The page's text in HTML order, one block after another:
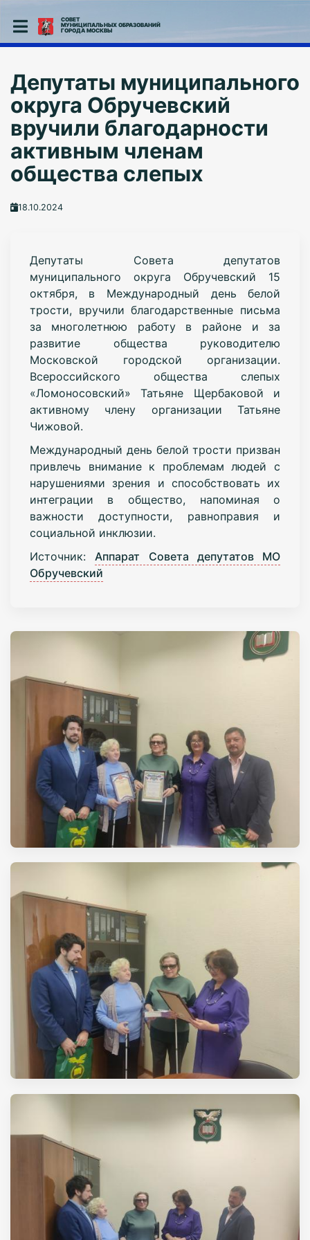
СОВЕТ
МУНИЦИПАЛЬНЫХ ОБРАЗОВАНИЙ
ГОРОДА МОСКВЫ
Депутаты муниципального
округа Обручевский
вручили благодарности
активным членам
общества слепых
18.10.2024
Депутаты Совета депутатов
муниципального округа Обручевский 15
октября, в Международный день белой
трости, вручили благодарственные письма
за многолетнюю работу в районе и за
развитие общества руководителю
Московской городской организации.
Всероссийского общества слепых
«Ломоносовский» Татьяне Щербаковой и
активному члену организации Татьяне
Чижовой.
Международный день белой трости призван
привлечь внимание к проблемам людей с
нарушениями зрения и способствовать их
интеграции в общество, напоминая о
важности доступности, равноправия и
социальной инклюзии.
Источник: Аппарат Совета депутатов МО
Обручевский